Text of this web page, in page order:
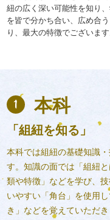
紐の広く深い可能性を知り
を皆で分かち合い、広め合
り、最大の特徴でございます
本科
「組紐を知る」
本科では組紐の基礎知識
す。知識の面では「組紐
類や特徴」などを学び、
いやすい「角台」を使用
き」などを覚えていただ